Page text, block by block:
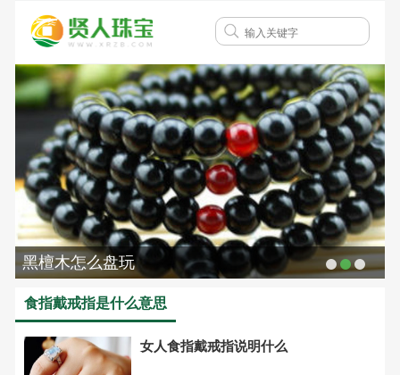
黑檀木怎么盘玩
食指戴戒指是什么意思
女人食指戴戒指说明什么